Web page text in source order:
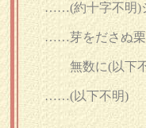
……(約十字不明)
……芽をださぬ栗の
無数に(以下
……(以下不明)